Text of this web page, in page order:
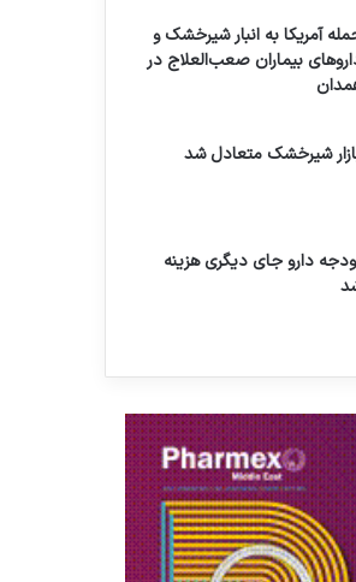
آمریکا به انبار شیرخشک و
بیماران صعب‌العلاج در
شیرخشک متعادل شد
دارو جای دیگری هزینه